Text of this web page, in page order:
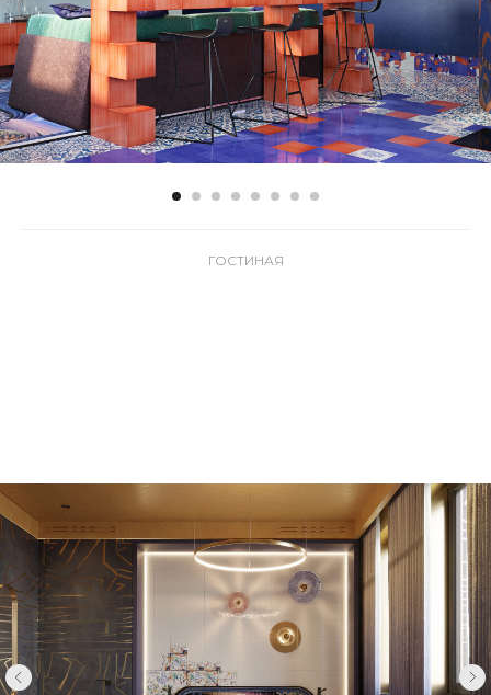
ГОСТИНАЯ